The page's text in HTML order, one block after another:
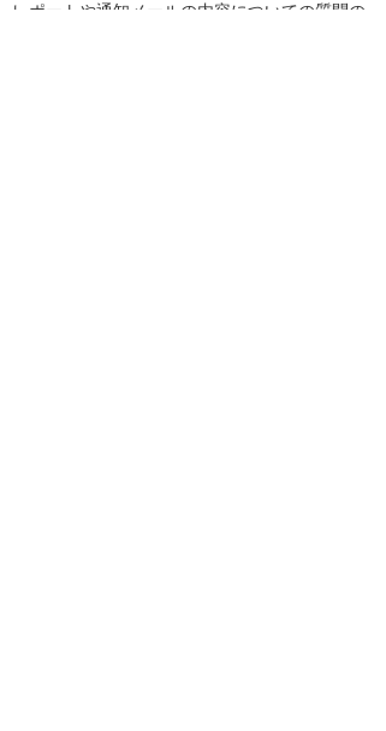
レポートや通知メールの内容についての質問の